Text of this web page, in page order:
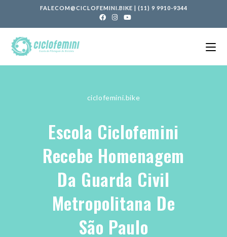
FALECOM@CICLOFEMINI.BIKE | (11) 9 9910-9344
ciclofemini.bike
Escola Ciclofemini
Recebe Homenagem
Da Guarda Civil
Metropolitana De
São Paulo